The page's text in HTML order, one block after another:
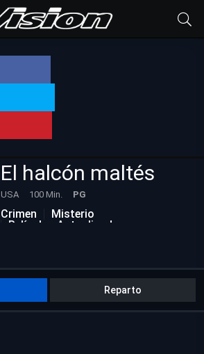
El halcón maltés
USA 100 Min. PG
Crimen
Misterio
Películas Actualizadas
Reparto